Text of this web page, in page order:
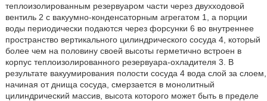
теплоизолированным резервуаром части через двухходовой
вентиль 2 с вакуумно-конденсаторным агрегатом 1, а порции
воды периодически подаются через форсунки 6 во внутреннее
пространство вертикального цилиндрического сосуда 4, который
более чем на половину своей высоты герметично встроен в
корпус теплоизолированного резервуара-охладителя 3. В
результате вакуумирования полости сосуда 4 вода слой за слоем,
начиная от днища сосуда, смерзается в монолитный
цилиндрический массив, высота которого может быть в пределе